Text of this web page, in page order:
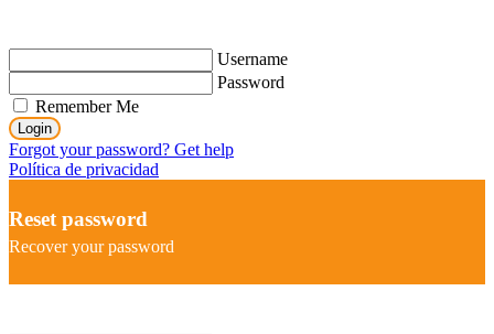
Username
Password
Remember Me
Login
Forgot your password? Get help
Política de privacidad
Reset password
Recover your password